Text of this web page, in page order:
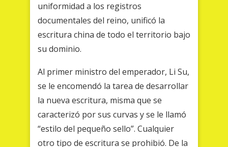
uniformidad a los registros
documentales del reino, unificó la
escritura china de todo el territorio bajo
su dominio.
Al primer ministro del emperador, Li Su,
se le encomendó la tarea de desarrollar
la nueva escritura, misma que se
caracterizó por sus curvas y se le llamó
“estilo del pequeño sello”. Cualquier
otro tipo de escritura se prohibió. De la